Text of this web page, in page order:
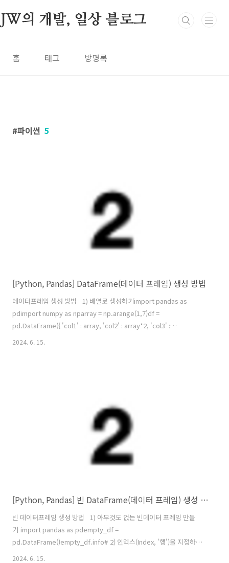
JW의 개발, 일상 블로그
홈 태그 방명록
파이썬 5
[Python, Pandas] DataFrame(데이터 프레임) 생성 방법
데이터프레임 생성 방법 1) 배열로 생성하기import pandas as
pdimport numpy as nparray = np.arange(1,7)df =
pd.DataFrame({ 'col1' : array, 'col2' : array*2, 'col3' :
array*3,}) >>array >>df 2) 리스트로 생성하기import pandas as
2024. 6. 15.
[Python, Pandas] 빈 DataFrame(데이터 프레임) 생성 방법
빈 데이터프레임 생성 방법 1) 아무것도 없는 빈데이터 프레임 만들
기 import pandas as pdempty_df =
pd.DataFrame()empty_df.info# 2) 인덱스(Index, '행')을 지정하여
빈데이터 프레임 만들기 DataFrame() 메서드 안에서 'index = []'의 형
2024. 6. 15.